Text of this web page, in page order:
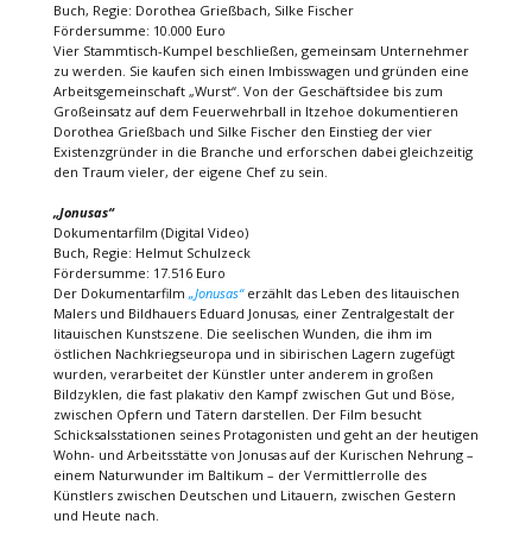
Buch, Regie: Dorothea Grießbach, Silke Fischer
Fördersumme: 10.000 Euro
Vier Stammtisch-Kumpel beschließen, gemeinsam Unternehmer
zu werden. Sie kaufen sich einen Imbisswagen und gründen eine
Arbeitsgemeinschaft „Wurst“. Von der Geschäftsidee bis zum
Großeinsatz auf dem Feuerwehrball in Itzehoe dokumentieren
Dorothea Grießbach und Silke Fischer den Einstieg der vier
Existenzgründer in die Branche und erforschen dabei gleichzeitig
den Traum vieler, der eigene Chef zu sein.
„Jonusas“
Dokumentarfilm (Digital Video)
Buch, Regie: Helmut Schulzeck
Fördersumme: 17.516 Euro
Der Dokumentarfilm „Jonusas“erzählt das Leben des litauischen
Malers und Bildhauers Eduard Jonusas, einer Zentralgestalt der
litauischen Kunstszene. Die seelischen Wunden, die ihm im
östlichen Nachkriegseuropa und in sibirischen Lagern zugefügt
wurden, verarbeitet der Künstler unter anderem in großen
Bildzyklen, die fast plakativ den Kampf zwischen Gut und Böse,
zwischen Opfern und Tätern darstellen. Der Film besucht
Schicksalsstationen seines Protagonisten und geht an der heutigen
Wohn- und Arbeitsstätte von Jonusas auf der Kurischen Nehrung –
einem Naturwunder im Baltikum – der Vermittlerrolle des
Künstlers zwischen Deutschen und Litauern, zwischen Gestern
und Heute nach.